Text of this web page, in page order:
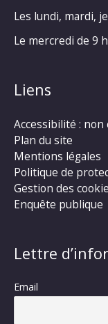
Les lundi, mardi,
Le mercredi de 9
Liens
Accessibilité :
Plan du site
Mentions légales
Politique de
Gestion des
Enquête publique
Lettre
Email